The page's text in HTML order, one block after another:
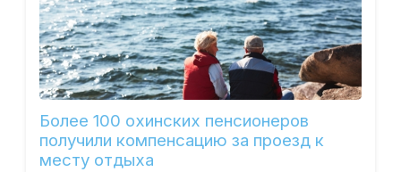
Более 100 охинских пенсионеров
получили компенсацию за проезд к
месту отдыха